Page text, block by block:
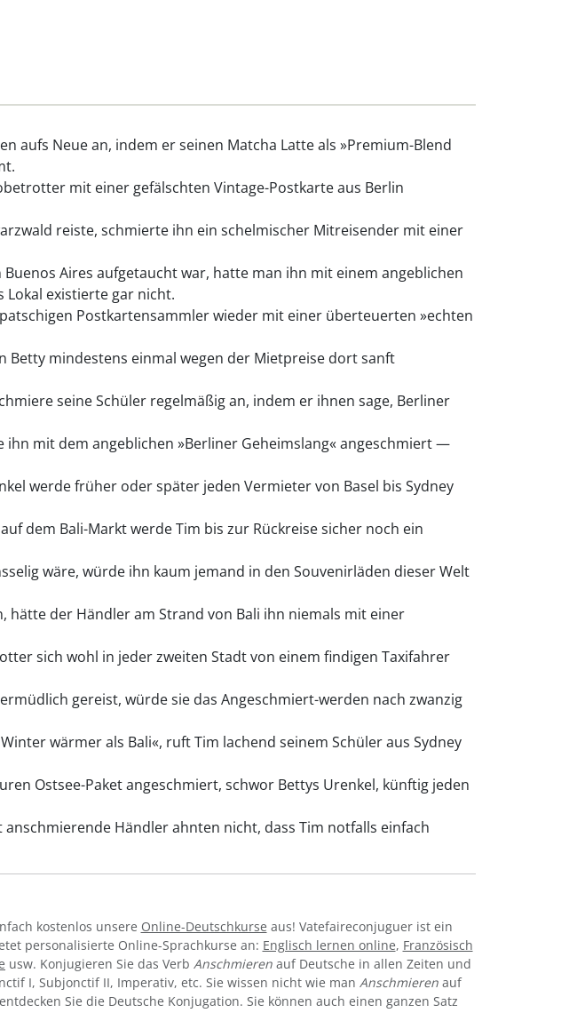
aufs Neue an, indem er seinen Matcha Latte als »Premium-Blend
mit einer gefälschten Vintage-Postkarte aus Berlin
reiste, schmierte ihn ein schelmischer Mitreisender mit einer
Aires aufgetaucht war, hatte man ihn mit einem angeblichen
Lokal existierte gar nicht.
Postkartensammler wieder mit einer überteuerten »echten
Betty mindestens einmal wegen der Mietpreise dort sanft
seine Schüler regelmäßig an, indem er ihnen sage, Berliner
ihn mit dem angeblichen »Berliner Geheimslang« angeschmiert —
werde früher oder später jeden Vermieter von Basel bis Sydney
dem Bali-Markt werde Tim bis zur Rückreise sicher noch ein
wäre, würde ihn kaum jemand in den Souvenirläden dieser Welt
hätte der Händler am Strand von Bali ihn niemals mit einer
sich wohl in jeder zweiten Stadt von einem findigen Taxifahrer
gereist, würde sie das Angeschmiert-werden nach zwanzig
wärmer als Bali«, ruft Tim lachend seinem Schüler aus Sydney
Ostsee-Paket angeschmiert, schwor Bettys Urenkel, künftig jeden
Händler ahnten nicht, dass Tim notfalls einfach
kostenlos unsere Online-Deutschkurse aus! Vatefaireconjuguer ist ein
personalisierte Online-Sprachkurse an: Englisch lernen online, Französisch
usw. Konjugieren Sie das Verb Anschmieren auf Deutsche in allen Zeiten und
I, Subjonctif II, Imperativ, etc. Sie wissen nicht wie man Anschmierenauf
Sie die Deutsche Konjugation. Sie können auch einen ganzen Satz